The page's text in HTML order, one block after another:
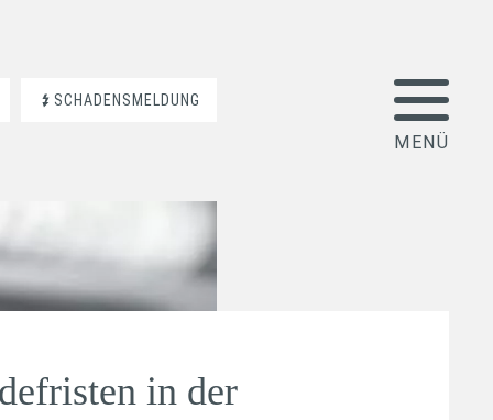
SCHADENSMELDUNG
in der